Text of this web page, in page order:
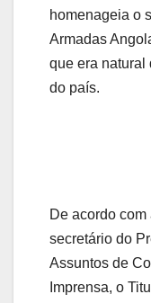
homenageia o
Armadas
que era natural
do país.
De acordo
secretário do
Assuntos de
Imprensa, o